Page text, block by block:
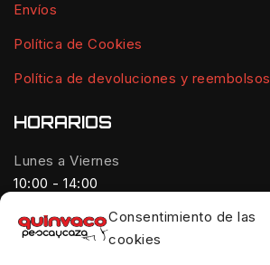
Consentimiento de las
cookies
Envíos
Política de Cookies
Política de devoluciones y reembolsos
HORARIOS
Lunes a Viernes
10:00 - 14:00
Tardes:
18:00 - 21:00